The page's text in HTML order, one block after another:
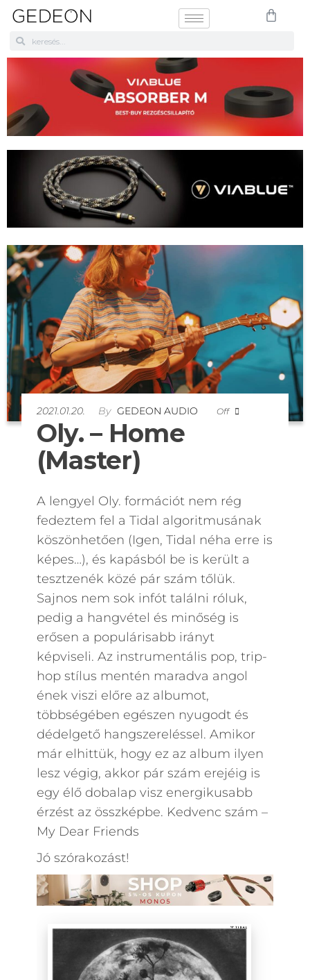
2021.01.20. By GEDEON AUDIO Off
Oly. – Home
(Master)
A lengyel Oly. formációt nem rég
fedeztem fel a Tidal algoritmusának
köszönhetően (Igen, Tidal néha erre is
képes…), és kapásból be is került a
tesztzenék közé pár szám tőlük.
Sajnos nem sok infót találni róluk,
pedig a hangvétel és minőség is
erősen a populárisabb irányt
képviseli. Az instrumentális pop, trip-
hop stílus mentén maradva angol
ének viszi előre az albumot,
többségében egészen nyugodt és
dédelgető hangszereléssel. Amikor
már elhittük, hogy ez az album ilyen
lesz végig, akkor pár szám erejéig is
egy élő dobalap visz energikusabb
érzést az összképbe. Kedvenc szám –
My Dear Friends
Jó szórakozást!